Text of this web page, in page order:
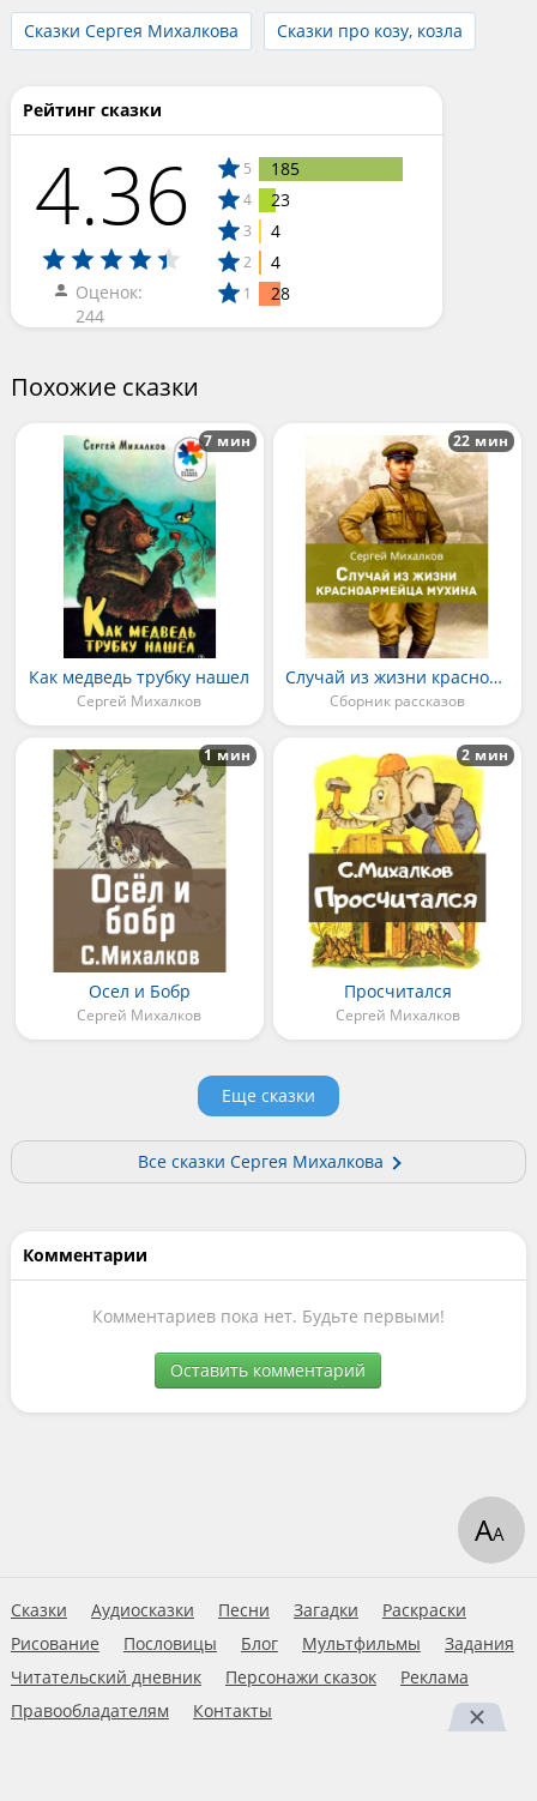
Сказки Сергея Михалкова
Сказки про козу, козла
Рейтинг сказки
4.36
Оценок:
244
5 185
4 23
3 4
2 4
1 28
Похожие сказки
Как медведь трубку нашел
Сергей Михалков
7 мин
Случай из жизни красноармейца Мухина
Сборник рассказов
22 мин
Осел и Бобр
Сергей Михалков
1 мин
Просчитался
Сергей Михалков
2 мин
Еще сказки
Все сказки Сергея Михалкова
Комментарии
Комментариев пока нет. Будьте первыми!
Оставить комментарий
Сказки Аудиосказки Песни Загадки
Раскраски
Рисование
Пословицы Блог Мультфильмы
Задания
Читательский дневник
Персонажи сказок
Реклама
Правообладателям
Контакты
АА